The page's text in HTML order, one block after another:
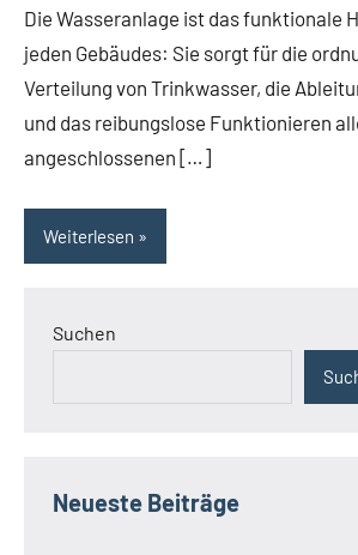
Die Wasseranlage ist das funktionale
jeden Gebäudes: Sie sorgt für die
Verteilung von Trinkwasser, die
und das reibungslose Funktionieren
angeschlossenen […]
Weiterlesen
Suchen
Neueste Beiträge